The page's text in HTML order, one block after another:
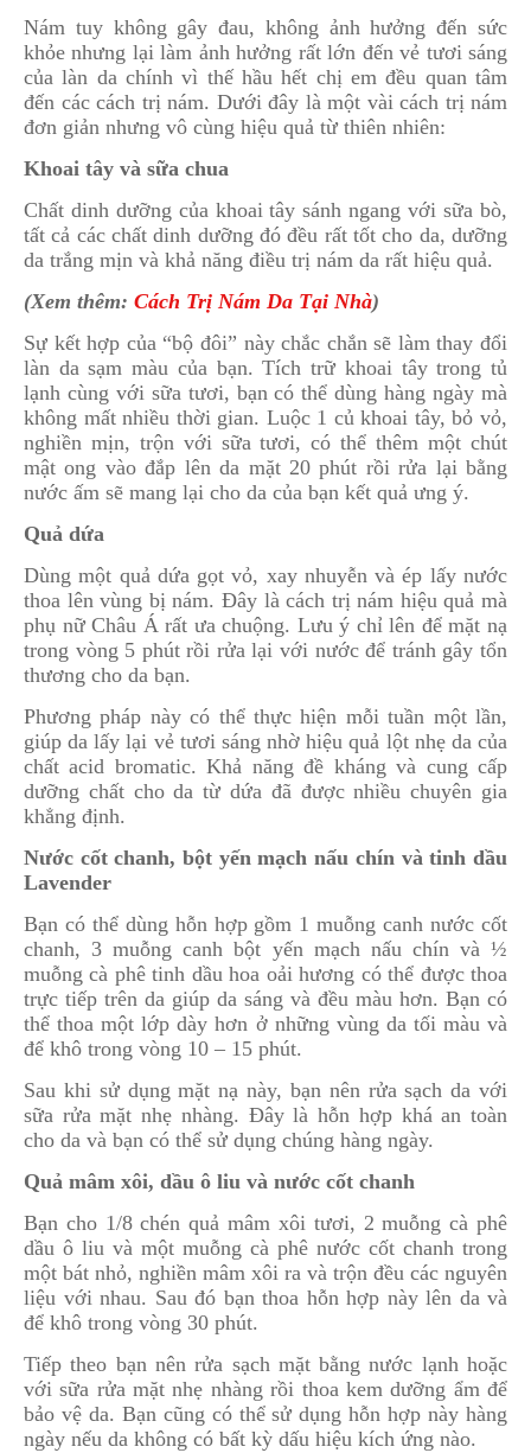
Nám tuy không gây đau, không ảnh hưởng đến sức
khỏe nhưng lại làm ảnh hưởng rất lớn đến vẻ tươi sáng
của làn da chính vì thế hầu hết chị em đều quan tâm
đến các cách trị nám. Dưới đây là một vài cách trị nám
đơn giản nhưng vô cùng hiệu quả từ thiên nhiên:
Khoai tây và sữa chua
Chất dinh dưỡng của khoai tây sánh ngang với sữa bò,
tất cả các chất dinh dưỡng đó đều rất tốt cho da, dưỡng
da trắng mịn và khả năng điều trị nám da rất hiệu quả.
(Xem thêm: Cách Trị Nám Da Tại Nhà)
Sự kết hợp của “bộ đôi” này chắc chắn sẽ làm thay đổi
làn da sạm màu của bạn. Tích trữ khoai tây trong tủ
lạnh cùng với sữa tươi, bạn có thể dùng hàng ngày mà
không mất nhiều thời gian. Luộc 1 củ khoai tây, bỏ vỏ,
nghiền mịn, trộn với sữa tươi, có thể thêm một chút
mật ong vào đắp lên da mặt 20 phút rồi rửa lại bằng
nước ấm sẽ mang lại cho da của bạn kết quả ưng ý.
Quả dứa
Dùng một quả dứa gọt vỏ, xay nhuyễn và ép lấy nước
thoa lên vùng bị nám. Đây là cách trị nám hiệu quả mà
phụ nữ Châu Á rất ưa chuộng. Lưu ý chỉ lên để mặt nạ
trong vòng 5 phút rồi rửa lại với nước để tránh gây tổn
thương cho da bạn.
Phương pháp này có thể thực hiện mỗi tuần một lần,
giúp da lấy lại vẻ tươi sáng nhờ hiệu quả lột nhẹ da của
chất acid bromatic. Khả năng đề kháng và cung cấp
dưỡng chất cho da từ dứa đã được nhiều chuyên gia
khẳng định.
Nước cốt chanh, bột yến mạch nấu chín và tinh dầu
Lavender
Bạn có thể dùng hỗn hợp gồm 1 muỗng canh nước cốt
chanh, 3 muỗng canh bột yến mạch nấu chín và ½
muỗng cà phê tinh dầu hoa oải hương có thể được thoa
trực tiếp trên da giúp da sáng và đều màu hơn. Bạn có
thể thoa một lớp dày hơn ở những vùng da tối màu và
để khô trong vòng 10 – 15 phút.
Sau khi sử dụng mặt nạ này, bạn nên rửa sạch da với
sữa rửa mặt nhẹ nhàng. Đây là hỗn hợp khá an toàn
cho da và bạn có thể sử dụng chúng hàng ngày.
Quả mâm xôi, dầu ô liu và nước cốt chanh
Bạn cho 1/8 chén quả mâm xôi tươi, 2 muỗng cà phê
dầu ô liu và một muỗng cà phê nước cốt chanh trong
một bát nhỏ, nghiền mâm xôi ra và trộn đều các nguyên
liệu với nhau. Sau đó bạn thoa hỗn hợp này lên da và
để khô trong vòng 30 phút.
Tiếp theo bạn nên rửa sạch mặt bằng nước lạnh hoặc
với sữa rửa mặt nhẹ nhàng rồi thoa kem dưỡng ẩm để
bảo vệ da. Bạn cũng có thể sử dụng hỗn hợp này hàng
ngày nếu da không có bất kỳ dấu hiệu kích ứng nào.